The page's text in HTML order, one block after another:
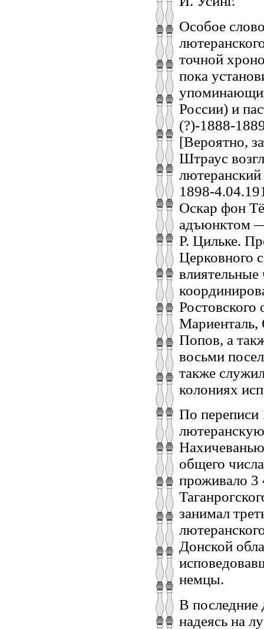
Особое
точной
пока
России) и
(?)-1888-
[Вероятно,
Штраус
1898-
Оскар фон
адъюнктом
Р. Цильке.
Церковного
Мариенталь,
Попов, а
восьми
также
колониях
По переписи
общего
проживало 3
занимал
Донской
немцы.
В последние
надеясь на